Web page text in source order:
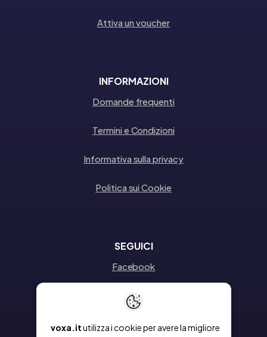
voxa.itutilizza i cookie per avere la migliore
Attiva un voucher
INFORMAZIONI
Domande frequenti
Termini e Condizioni
Informativa sulla privacy
Politica sui Cookie
SEGUICI
Facebook
Instagram
Linkedin